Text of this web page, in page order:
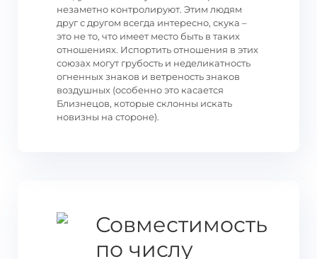
незаметно контролируют. Этим людям
друг с другом всегда интересно, скука –
это не то, что имеет место быть в таких
отношениях. Испортить отношения в этих
союзах могут грубость и неделикатность
огненных знаков и ветреность знаков
воздушных (особенно это касается
Близнецов, которые склонны искать
новизны на стороне).
Совместимость
по числу